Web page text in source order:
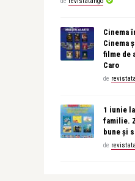
Cinema
Cinema
filme de
Caro
de
1 iunie
familie.
bune și
de